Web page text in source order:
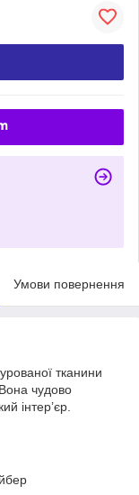
Умови повернення
тканини
чудово
інтер’єр.